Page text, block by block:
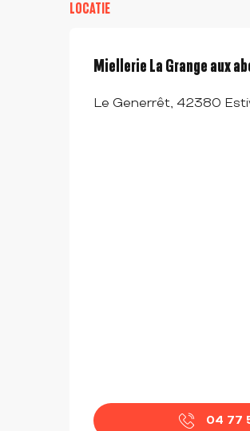
VANAF
LOCATIE
Miellerie La Grange aux
Le Generrêt, 42380
04 77